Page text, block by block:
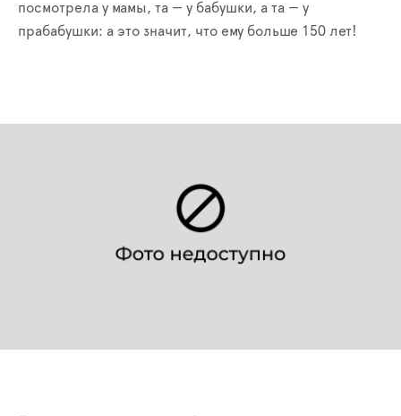
посмотрела у мамы, та — у бабушки, а та — у
прабабушки: а это значит, что ему больше 150 лет!